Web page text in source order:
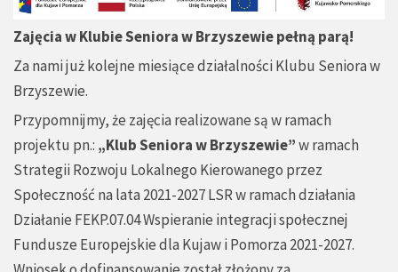
Zajęcia w Klubie Seniora w Brzyszewie pełną parą!
Za nami już kolejne miesiące działalności Klubu Seniora w
Brzyszewie.
Przypomnijmy, że zajęcia realizowane są w ramach
projektu pn.: „Klub Seniora w Brzyszewie”w ramach
Strategii Rozwoju Lokalnego Kierowanego przez
Społeczność na lata 2021-2027 LSR w ramach działania
Działanie FEKP.07.04 Wspieranie integracji społecznej
Fundusze Europejskie dla Kujaw i Pomorza 2021-2027.